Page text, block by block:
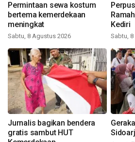
Permintaan sewa kostum
bertema kemerdekaan
meningkat
Sabtu, 8 Agustus 2026
Kediri
Sabtu,
Jurnalis bagikan bendera
gratis sambut HUT